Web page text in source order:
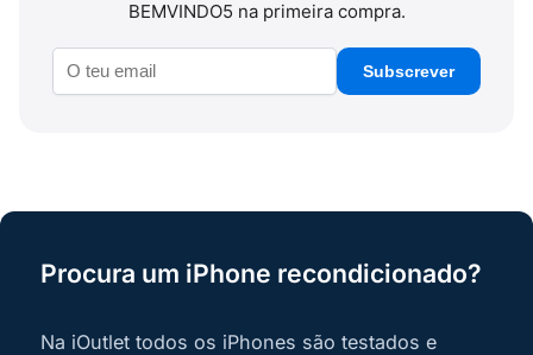
BEMVINDO5 na primeira compra.
Subscrever
Procura um iPhone recondicionado?
Na iOutlet todos os iPhones são testados e